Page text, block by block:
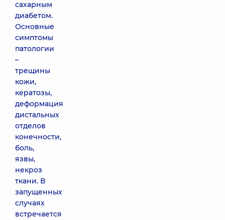
сахарным
диабетом.
Основные
симптомы
патологии
–
трещины
кожи,
кератозы,
деформация
дистальных
отделов
конечности,
боль,
язвы,
некроз
ткани. В
запущенных
случаях
встречается